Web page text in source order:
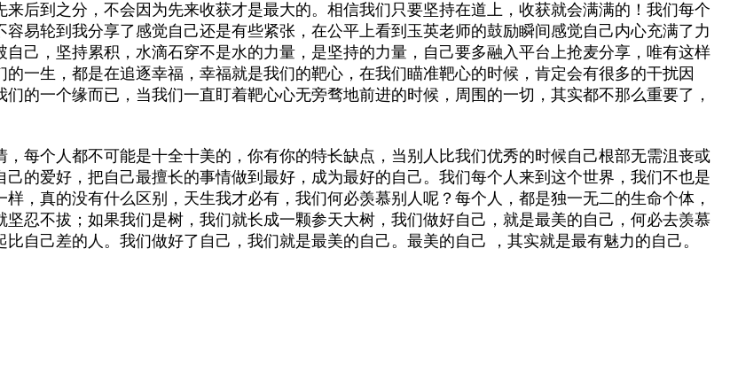
后到之分，不会因为先来收获才是最大的。相信我们只要坚持在道上，收获就会满满的！我们每个
易轮到我分享了感觉自己还是有些紧张，在公平上看到玉英老师的鼓励瞬间感觉自己内心充满了力
己，坚持累积，水滴石穿不是水的力量，是坚持的力量，自己要多融入平台上抢麦分享，唯有这样
一生，都是在追逐幸福，幸福就是我们的靶心，在我们瞄准靶心的时候，肯定会有很多的干扰因
的一个缘而已，当我们一直盯着靶心心无旁骛地前进的时候，周围的一切，其实都不那么重要了，
每个人都不可能是十全十美的，你有你的特长缺点，当别人比我们优秀的时候自己根部无需沮丧或
的爱好，把自己最擅长的事情做到最好，成为最好的自己。我们每个人来到这个世界，我们不也是
，真的没有什么区别，天生我才必有，我们何必羡慕别人呢？每个人，都是独一无二的生命个体，
忍不拔；如果我们是树，我们就长成一颗参天大树，我们做好自己，就是最美的自己，何必去羡慕
自己差的人。我们做好了自己，我们就是最美的自己。最美的自己 ，其实就是最有魅力的自己。